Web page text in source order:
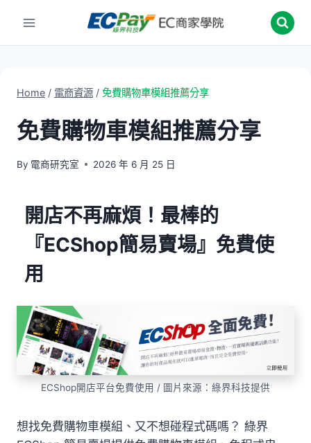
content
Home / 電商資源 / 免費購物車模組推薦分享
免費購物車模組推薦分享
By 電商研究室 2026 年 6 月 25 日
開店不再麻煩！最棒的
『ECShop簡易賣場』免費使
用
ECShop開店平台免費使用 / 圖片來源：綠界科技提供
想找免費購物車模組、又不想碰程式碼嗎？ 綠界